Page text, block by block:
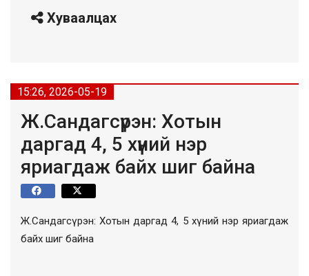
Хуваалцах
15:26, 2026-05-19
Ж.Сандагсүрэн: Хотын
даргад 4, 5 хүний нэр
яриагдаж байх шиг байна
Ж.Сандагсүрэн: Хотын даргад 4, 5 хүний нэр яриагдаж
байх шиг байна